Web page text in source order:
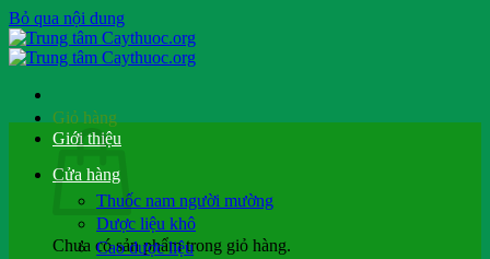
Bỏ qua nội dung
Giỏ hàng
Chưa có sản phẩm trong giỏ hàng.
Giới thiệu
Cửa hàng
Thuốc nam người mường
Dược liệu khô
Cao dược liệu